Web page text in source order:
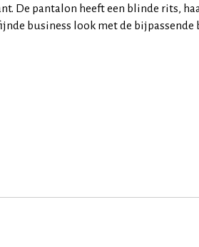
pantalon heeft een blinde rits,
business look met de bijpassende